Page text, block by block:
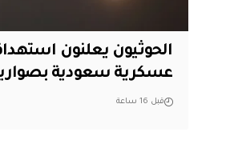
الحوثيون يعلنون
عسكرية سعودية
قبل 16 ساعة